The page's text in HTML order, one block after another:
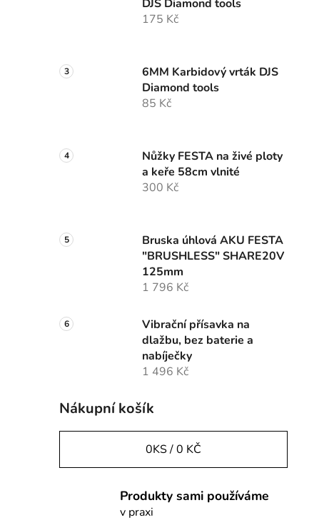
DJS Diamond tools
175 Kč
6MM Karbidový vrták DJS
Diamond tools
85 Kč
Nůžky FESTA na živé ploty
a keře 58cm vlnité
300 Kč
Bruska úhlová AKU FESTA
"BRUSHLESS" SHARE20V
125mm
1 796 Kč
Vibrační přísavka na
dlažbu, bez baterie a
nabíječky
1 496 Kč
Nákupní košík
0KS /0 KČ
Produkty sami používáme
v praxi